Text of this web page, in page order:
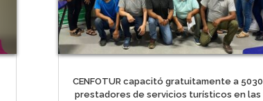
CENFOTUR capacitó gratuitamente a 5030
prestadores de servicios turísticos en las